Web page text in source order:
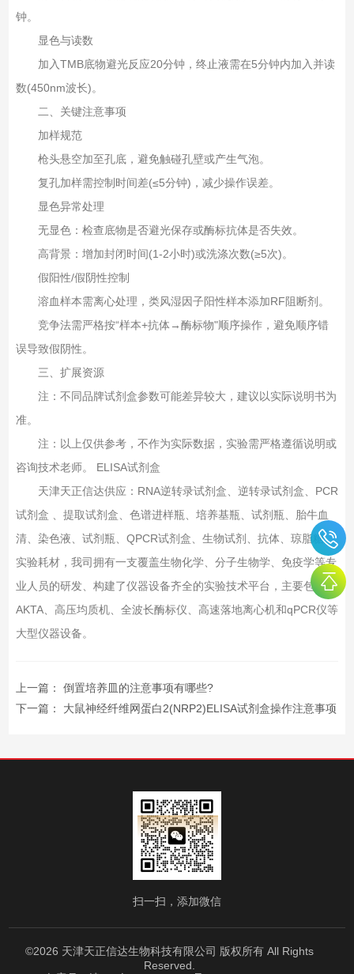
钟‌。
显色与读数‌
加入TMB底物避光反应20分钟，终止液需在5分钟内加入并读
数(450nm波长)‌。
二、关键注意事项‌
加样规范‌
枪头悬空加至孔底，避免触碰孔壁或产生气泡‌。
复孔加样需控制时间差(≤5分钟)，减少操作误差‌。
显色异常处理‌
无显色‌：检查底物是否避光保存或酶标抗体是否失效‌。
高背景‌：增加封闭时间(1-2小时)或洗涤次数(≥5次)‌。
假阳性/假阴性控制‌
溶血样本需离心处理，类风湿因子阳性样本添加RF阻断剂‌。
竞争法需严格按“样本+抗体→酶标物"顺序操作，避免顺序错
误导致假阴性‌。
三、扩展资源‌
注：不同品牌试剂盒参数可能差异较大，建议以实际说明书为
准。
注：以上仅供参考，不作为实际数据，实验需严格遵循说明或
咨询技术老师。 ELISA试剂盒
天津天正信达供应：RNA逆转录试剂盒、逆转录试剂盒、PCR
试剂盒 、提取试剂盒、色谱进样瓶、培养基瓶、试剂瓶、胎牛血
清、染色液、试剂瓶、QPCR试剂盒、生物试剂、抗体、琼脂糖、
实验耗材，我司拥有一支覆盖生物化学、分子生物学、免疫学等专
业人员的研发、构建了仪器设备齐全的实验技术平台，主要包括
AKTA、高压均质机、全波长酶标仪、高速落地离心机和qPCR仪等
大型仪器设备。
上一篇： 倒置培养皿的注意事项有哪些?
下一篇： 大鼠神经纤维网蛋白2(NRP2)ELISA试剂盒操作注意事项
扫一扫，添加微信
©2026 天津天正信达生物科技有限公司 版权所有 All Rights
Reserved.